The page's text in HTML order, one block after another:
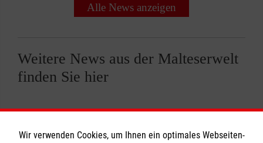
Alle News anzeigen
Weitere News aus der Malteserwelt
finden Sie hier
Wir verwenden Cookies, um Ihnen ein optimales Webseiten-